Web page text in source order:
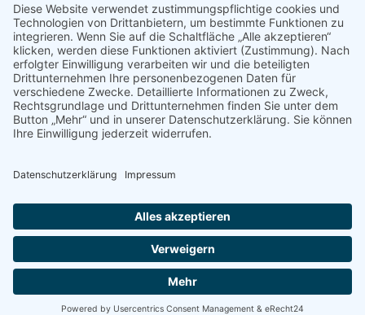
Spenden
SERVICE
Shop
Naturschutzbrief
News
Presse
Landesgruppenteam
Kontakt & Impressum